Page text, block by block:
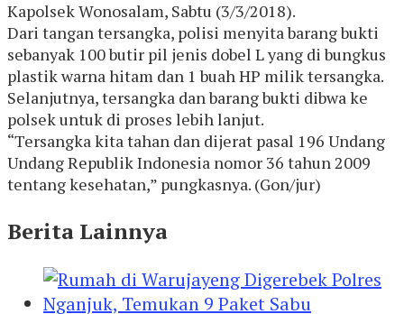
Kapolsek Wonosalam, Sabtu (3/3/2018).
Dari tangan tersangka, polisi menyita barang bukti
sebanyak 100 butir pil jenis dobel L yang di bungkus
plastik warna hitam dan 1 buah HP milik tersangka.
Selanjutnya, tersangka dan barang bukti dibwa ke
polsek untuk di proses lebih lanjut.
“Tersangka kita tahan dan dijerat pasal 196 Undang
Undang Republik Indonesia nomor 36 tahun 2009
tentang kesehatan,” pungkasnya. (Gon/jur)
Berita Lainnya